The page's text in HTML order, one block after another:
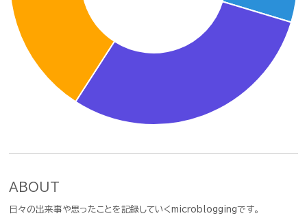
ABOUT
日々の出来事や思ったことを記録していくmicrobloggingです。